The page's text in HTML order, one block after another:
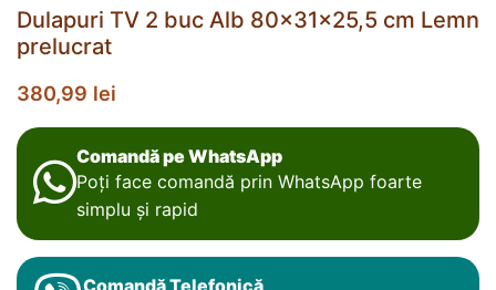
Dulapuri TV 2 buc Alb 80x31x25,5 cm Lemn
prelucrat
380,99 lei
Comandă pe WhatsApp
Poți face comandă prin WhatsApp foarte
simplu și rapid